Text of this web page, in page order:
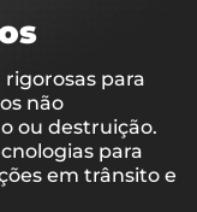
para
não
ou destruição.
para
em trânsito e